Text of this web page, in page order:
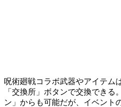
呪術廻戦コラボ武器やアイテム
「交換所」ボタンで交換できる
ン」からも可能だが、イベント